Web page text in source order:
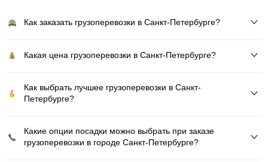
Как заказать грузоперевозки в Санкт-Петербурге?
Какая цена грузоперевозки в Санкт-Петербурге?
Как выбрать лучшее грузоперевозки в Санкт-
Петербурге?
Какие опции посадки можно выбрать при заказе
грузоперевозки в городе Санкт-Петербурге?